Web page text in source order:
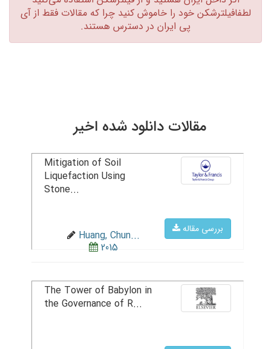
لطفافیلترشکن خود را خاموش کنید چرا که مقالات فقط از آی
پی ایران در دسترس هستند.‏
مقالات دانلود شده اخیر
بررسی مقاله
Mitigation of Soil
Liquefaction Using
Stone...
Huang, Chun...
2015
The Tower of Babylon in
the Governance of R...